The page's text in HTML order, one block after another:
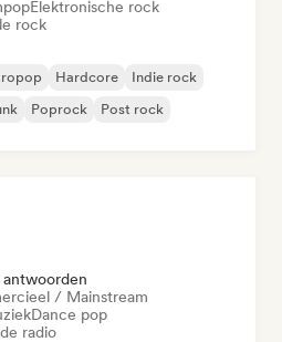
Elektronische rock
rock
Hardcore
Indie rock
Poprock Post rock
/ Mainstream
Dance pop
radio